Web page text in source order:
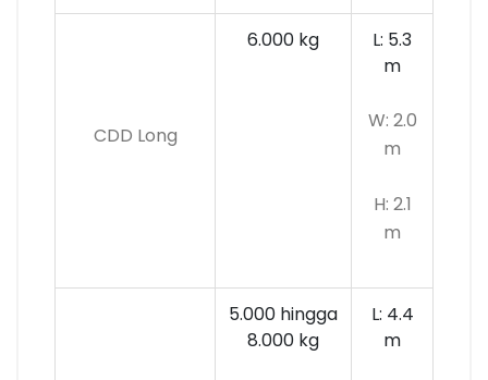
CDD Long
6.000 kg
L: 5.3
m
W: 2.0
m
H: 2.1
m
5.000 hingga
8.000 kg
L: 4.4
m